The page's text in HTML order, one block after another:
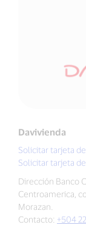
Davivienda
Solicitar tarjeta
Solicitar tarjeta
Dirección Banco
Centroamerica,
Morazan.
Contacto: +504